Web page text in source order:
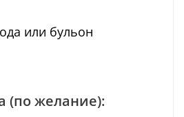
или бульон
(по желание):